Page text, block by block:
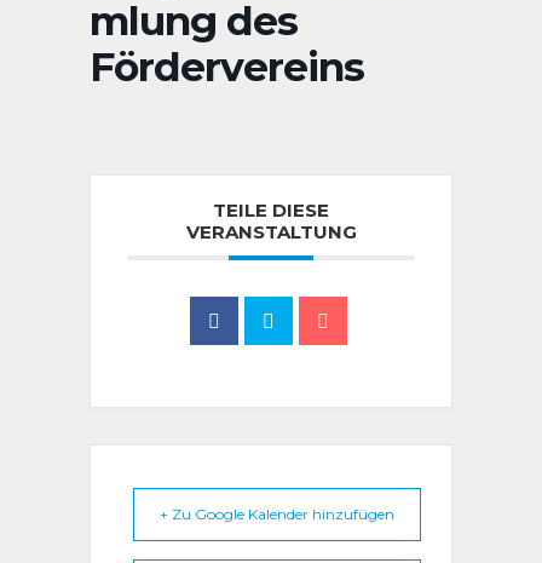
mlung des
Fördervereins
TEILE DIESE
VERANSTALTUNG
+ Zu Google Kalender hinzufügen